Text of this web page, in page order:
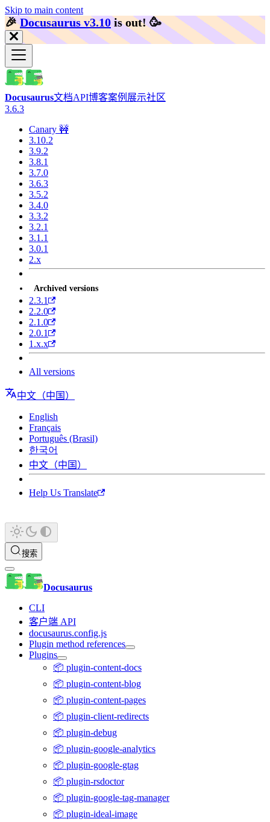
Skip to main content
🎉️Docusaurus v3.10 is out! 🥳️
Docusaurus文档API博客案例展示社区
3.6.3
Canary 🚧
3.10.2
3.9.2
3.8.1
3.7.0
3.6.3
3.5.2
3.4.0
3.3.2
3.2.1
3.1.1
3.0.1
2.x
Archived versions
2.3.1
2.2.0
2.1.0
2.0.1
1.x.x
All versions
中文（中国）
English
Français
Português (Brasil)
한국어
中文（中国）
Help Us Translate
搜索
Docusaurus
CLI
客户端 API
docusaurus.config.js
Plugin method references
Plugins
📦 plugin-content-docs
📦 plugin-content-blog
📦 plugin-content-pages
📦 plugin-client-redirects
📦 plugin-debug
📦 plugin-google-analytics
📦 plugin-google-gtag
📦 plugin-rsdoctor
📦 plugin-google-tag-manager
📦 plugin-ideal-image